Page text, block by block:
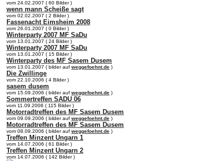
vom 24.02.2007 ( 60 Bilder )
wenn mann Scheiße sagt
vom 02.02.2007 ( 2 Bilder )
Fassenacht Eimsheim 2008
vom 26.01.2007 ( 0 Bilder )
Winterparty 2007 MF SaDu
vom 13.01.2007 ( 24 Bilder )
Winterparty 2007 MF SaDu
vom 13.01.2007 ( 15 Bilder )
Winterparty des MF Sasem Dusem
vom 13.01.2007 ( bilder auf weggefoehnt.de )
Die Zwillinge
vom 22.10.2006 ( 4 Bilder )
sasem dusem
vom 15.09.2006 ( bilder auf weggefoehnt.de )
Sommertreffen SADU 06
vom 11.09.2006 ( 115 Bilder )
Motorradtreffen des MF Sasem Dusem
vom 09.09.2006 ( bilder auf weggefoehnt.de )
Motorradtreffen des MF Sasem Dusem
vom 08.09.2006 ( bilder auf weggefoehnt.de )
Treffen Minzent Ungarn 1
vom 14.07.2006 ( 61 Bilder )
Treffen Minzent Ungarn 2
vom 14.07.2006 ( 142 Bilder )